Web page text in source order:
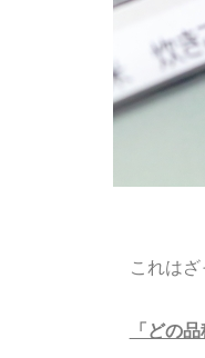
これはざ
「どの